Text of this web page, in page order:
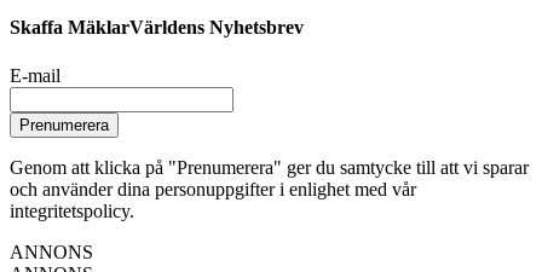
Skaffa MäklarVärldens Nyhetsbrev
E-mail
Prenumerera
Genom att klicka på "Prenumerera" ger du samtycke till att vi sparar
och använder dina personuppgifter i enlighet med vår
integritetspolicy.
ANNONS